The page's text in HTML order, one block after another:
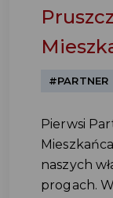
#PARTNER
Pierwsi
naszych
progach.